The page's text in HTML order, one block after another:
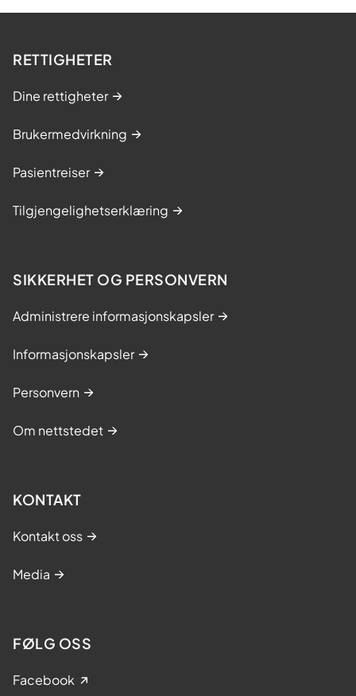
RETTIGHETER
Dine rettigheter
Brukermedvirkning
Pasientreiser
Tilgjengelighetserklæring
SIKKERHET OG PERSONVERN
Administrere informasjonskapsler
Informasjonskapsler
Personvern
Om nettstedet
KONTAKT
Kontakt oss
Media
FØLG OSS
Facebook